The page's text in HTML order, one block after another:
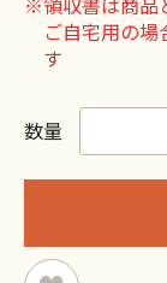
ご自宅用の
す
数量